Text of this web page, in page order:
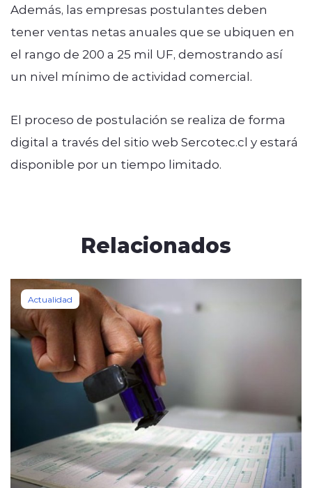
Además, las empresas postulantes deben
tener ventas netas anuales que se ubiquen en
el rango de 200 a 25 mil UF, demostrando así
un nivel mínimo de actividad comercial.
El proceso de postulación se realiza de forma
digital a través del sitio web Sercotec.cl y estará
disponible por un tiempo limitado.
Relacionados
Actualidad